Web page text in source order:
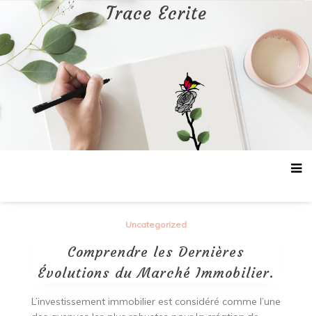
contenu
Trace Ecrite
Uncategorized
Comprendre les Dernières
Évolutions du Marché Immobilier.
L’investissement immobilier est considéré comme l’une